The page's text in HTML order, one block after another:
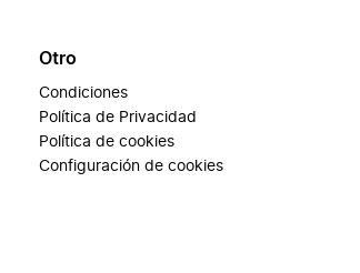
Otro
Condiciones
Política de Privacidad
Política de cookies
Configuración de cookies